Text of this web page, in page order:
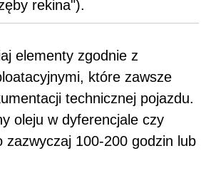
rekina").
elementy zgodnie z
które zawsze
technicznej pojazdu.
oleju w dyferencjale czy
zazwyczaj 100-200 godzin lub